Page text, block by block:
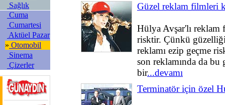
Sağlık
Cuma
Cumartesi
Aktüel Pazar
» Otomobil
Sinema
Çizerler
Güzel reklam filmleri
Hülya Avşar'lı
risktir. Çünkü
reklamı ezip geçme
son reklamında da
bir...devamı
Terminatör için özel